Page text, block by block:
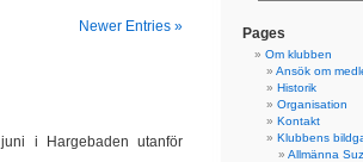
Newer Entries »
i Hargebaden utanför
Pages
Om klubben
Ansök om
Historik
Organisation
Kontakt
Klubbens
Allmänna